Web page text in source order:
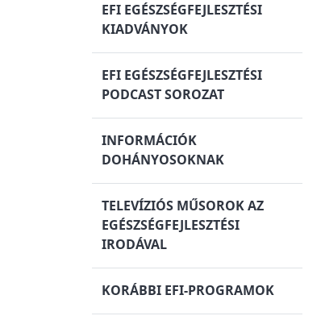
EFI EGÉSZSÉGFEJLESZTÉSI
KIADVÁNYOK
EFI EGÉSZSÉGFEJLESZTÉSI
PODCAST SOROZAT
INFORMÁCIÓK
DOHÁNYOSOKNAK
TELEVÍZIÓS MŰSOROK AZ
EGÉSZSÉGFEJLESZTÉSI
IRODÁVAL
KORÁBBI EFI-PROGRAMOK